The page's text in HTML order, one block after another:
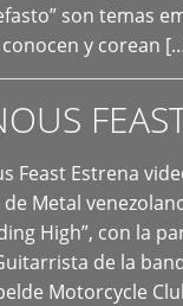
son temas
y corean
Feast Estrena
Metal
High”, con la
de la
Motorcycle